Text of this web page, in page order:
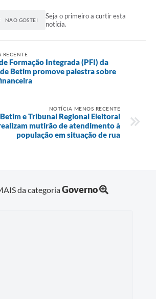
NÃO GOSTEI
Seja o primeiro a curtir esta
notícia.
RECENTE
Formação Integrada (PFI) da
Betim promove palestra sobre
NOTÍCIA MENOS RECENTE
e Tribunal Regional Eleitoral
mutirão de atendimento à
população em situação de rua
da categoriaGoverno